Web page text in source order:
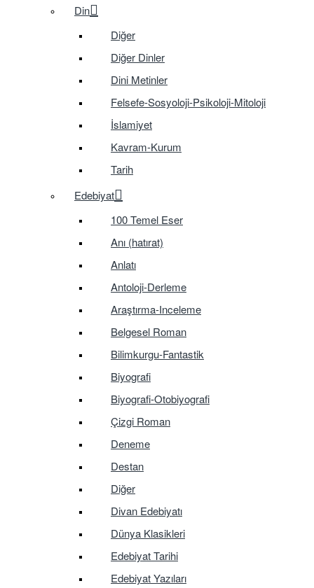
Din
Diğer
Diğer Dinler
Dini Metinler
Felsefe-Sosyoloji-Psikoloji-Mitoloji
İslamiyet
Kavram-Kurum
Tarih
Edebiyat
100 Temel Eser
Anı (hatırat)
Anlatı
Antoloji-Derleme
Araştırma-Inceleme
Belgesel Roman
Bilimkurgu-Fantastik
Biyografi
Biyografi-Otobiyografi
Çizgi Roman
Deneme
Destan
Diğer
Divan Edebiyatı
Dünya Klasikleri
Edebiyat Tarihi
Edebiyat Yazıları